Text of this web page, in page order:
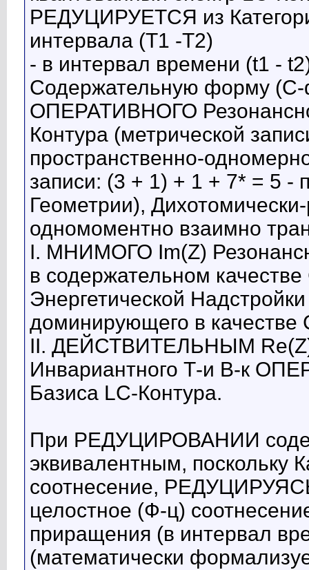
РЕДУЦИРУЕТСЯ из
интервала (Т1 -Т2)
- в интервал времени (t1 -
Содержательную форму
ОПЕРАТИВНОГО
Контура (метрической
пространственно-
записи: (3 + 1) + 1 + 7* = 5 -
Геометрии),
одномоментно взаимно
I. МНИМОГО Im(Z)
в содержательном
Энергетической
доминирующего в качестве
II. ДЕЙСТВИТЕЛЬНЫМ Re(Z)
Инвариантного Т-и В-к
Базиса LC-Контура.
При РЕДУЦИРОВАНИИ
эквивалентным, поскольку
соотнесение,
целостное (Ф-ц)
приращения (в интервал
(математически